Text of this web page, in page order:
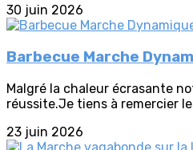
30 juin 2026
Barbecue Marche
Malgré la chaleur écrasante
réussite.Je tiens à remercier
23 juin 2026